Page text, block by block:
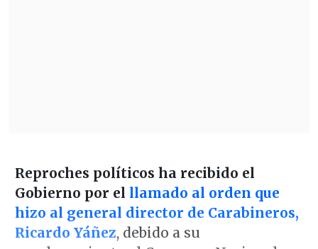
Reproches políticos ha recibido el
Gobierno por el llamado al orden que
hizo al general director de Carabineros,
Ricardo Yáñez, debido a su